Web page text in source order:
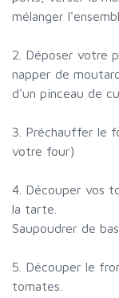
mélanger
2. Déposer votre
napper de
d'un pinceau de
3. Préchauffer le
votre four)
4. Découper vos
la tarte.
Saupoudrer de
5. Découper le
tomates.